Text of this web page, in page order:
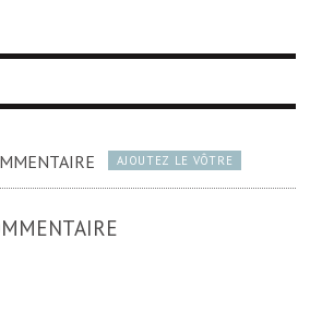
AJOUTEZ LE VÔTRE